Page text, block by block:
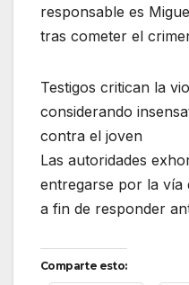
responsable es
tras cometer el
Testigos critican la
considerando
contra el joven
Las autoridades
entregarse por la vía
a fin de responder
Comparte esto: